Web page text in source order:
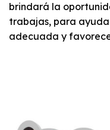
brindará la
trabajas, para
adecuada y